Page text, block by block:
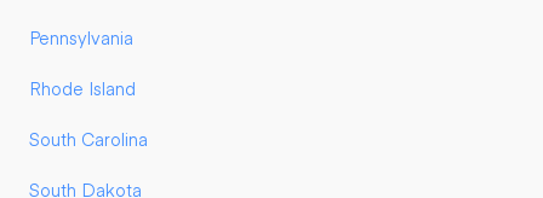
Pennsylvania
Rhode Island
South Carolina
South Dakota